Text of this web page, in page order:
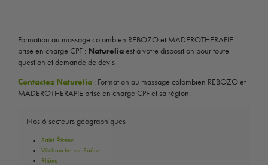
Formation au massage colombien REBOZO et MADEROTHERAPIE
prise en charge CPF : Natureliaest à votre disposition pour toute
question et demande de devis
Contactez Naturelia : Formation au massage colombien REBOZO et
MADEROTHERAPIE prise en charge CPF et sa région.
Nos 6 secteurs géographiques
Saint-Étienne
Villefranche-sur-Saône
Rhône